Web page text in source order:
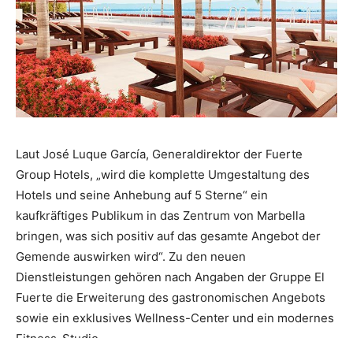
Laut José Luque García, Generaldirektor der Fuerte
Group Hotels, „wird die komplette Umgestaltung des
Hotels und seine Anhebung auf 5 Sterne“ ein
kaufkräftiges Publikum in das Zentrum von Marbella
bringen, was sich positiv auf das gesamte Angebot der
Gemende auswirken wird“. Zu den neuen
Dienstleistungen gehören nach Angaben der Gruppe El
Fuerte die Erweiterung des gastronomischen Angebots
sowie ein exklusives Wellness-Center und ein modernes